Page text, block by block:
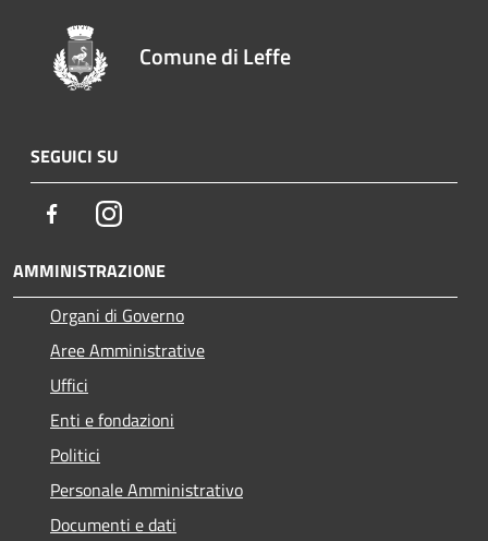
Comune di Leffe
SEGUICI SU
FacebookInstagram
AMMINISTRAZIONE
Organi di Governo
Aree Amministrative
Uffici
Enti e fondazioni
Politici
Personale Amministrativo
Documenti e dati